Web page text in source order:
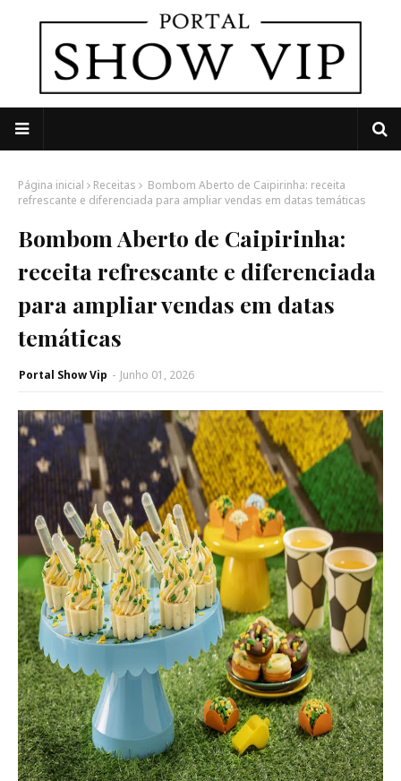
Página inicial Receitas
Bombom Aberto de Caipirinha: receita
refrescante e diferenciada para ampliar vendas em datas temáticas
Bombom Aberto de Caipirinha:
receita refrescante e diferenciada
para ampliar vendas em datas
temáticas
Portal Show Vip - Junho 01, 2026